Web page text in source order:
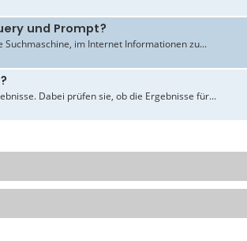
und Prompt?
im Internet Informationen zu...
Dabei prüfen sie, ob die Ergebnisse für...